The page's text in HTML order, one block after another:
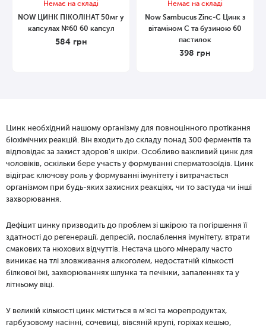
Немає на складі
NOW ЦИНК ПІКОЛІНАТ 50мг у
капсулах №60 60 капсул
584 грн
Немає на складі
Now Sambucus Zinc-C Цинк з
вітаміном С та бузиною 60
пастилок
398 грн
Цинк необхідний нашому організму для повноцінного протікання
біохімічних реакцій. Він входить до складу понад 300 ферментів та
відповідає за захист здоров'я шкіри. Особливо важливий цинк для
чоловіків, оскільки бере участь у формуванні сперматозоїдів. Цинк
відіграє ключову роль у формуванні імунітету і витрачається
організмом при будь-яких захисних реакціях, чи то застуда чи інші
захворювання.
Дефіцит цинку призводить до проблем зі шкірою та погіршення її
здатності до регенерації, депресій, послаблення імунітету, втрати
смакових та нюхових відчуттів. Нестача цього мінералу часто
виникає на тлі зловживання алкоголем, недостатній кількості
білкової їжі, захворюваннях шлунка та печінки, запаленнях та у
літньому віці.
У великій кількості цинк міститься в м'ясі та морепродуктах,
гарбузовому насінні, сочевиці, вівсяній крупі, горіхах кешью,